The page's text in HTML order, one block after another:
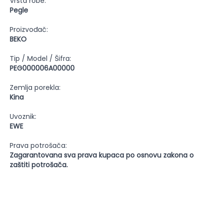
Pegle
Proizvođač:
BEKO
Tip / Model / Šifra:
PEG000006A00000
Zemlja porekla:
Kina
Uvoznik:
EWE
Prava potrošača:
Zagarantovana sva prava kupaca po osnovu zakona o
zaštiti potrošača.